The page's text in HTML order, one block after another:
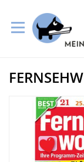
zum
Inhalt
Zum
Bildergalerie
springen